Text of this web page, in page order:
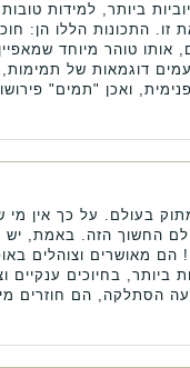
ביותר, למידות
זו. התכונות הללו הן:
אותו טוהר מיוחד
דוגמאות של
ואכן "תמים"
בעולם. על כך אין
החשוך הזה. באמת,
הם מאושרים וצוהלים
בחיוכים
הסתלקה, הם חוזרים